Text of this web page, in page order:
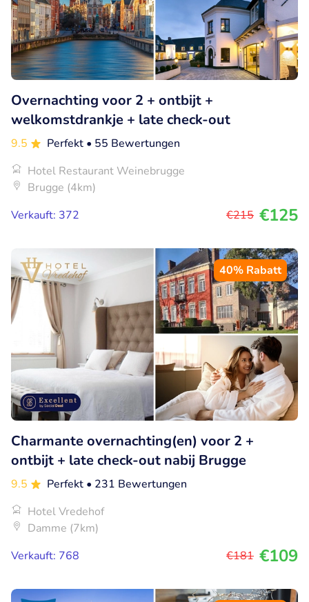
Overnachting voor 2 + ontbijt +
welkomstdrankje + late check-out
9.5 Perfekt • 55 Bewertungen
Hotel Restaurant Weinebrugge
Brugge (4km)
Verkauft: 372
€215 €125
40% Rabatt
Charmante overnachting(en) voor 2 +
ontbijt + late check-out nabij Brugge
9.5 Perfekt • 231 Bewertungen
Hotel Vredehof
Damme (7km)
Verkauft: 768
€181 €109